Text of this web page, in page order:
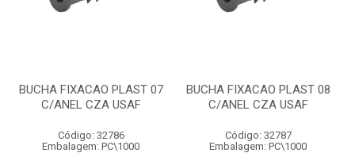
BUCHA FIXACAO PLAST 07
C/ANEL CZA USAF
Código: 32786
Embalagem: PC\1000
BUCHA FIXACAO PLAST 08
C/ANEL CZA USAF
Código: 32787
Embalagem: PC\1000